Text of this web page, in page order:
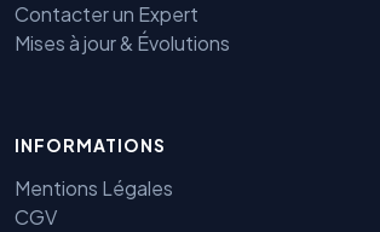
Contacter un Expert
Mises à jour & Évolutions
INFORMATIONS
Mentions Légales
CGV